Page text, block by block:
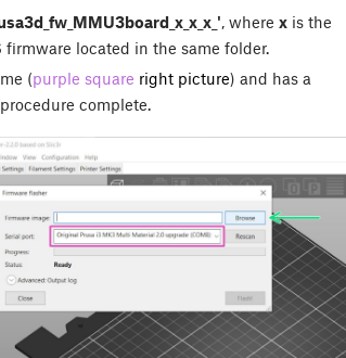
, wherex is the
located in the same folder.
(purple square right picture) and has a
complete.